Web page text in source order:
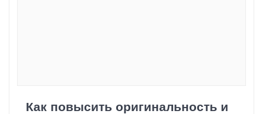
Как повысить оригинальность и